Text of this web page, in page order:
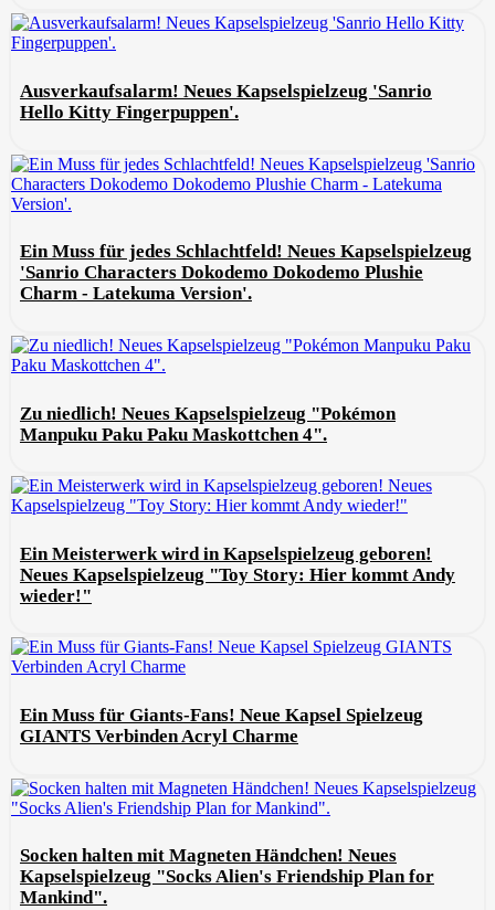
Ausverkaufsalarm! Neues Kapselspielzeug 'Sanrio
Hello Kitty Fingerpuppen'.
Ein Muss für jedes Schlachtfeld! Neues Kapselspielzeug
'Sanrio Characters Dokodemo Dokodemo Plushie
Charm - Latekuma Version'.
Zu niedlich! Neues Kapselspielzeug "Pokémon
Manpuku Paku Paku Maskottchen 4".
Ein Meisterwerk wird in Kapselspielzeug geboren!
Neues Kapselspielzeug "Toy Story: Hier kommt Andy
wieder!"
Ein Muss für Giants-Fans! Neue Kapsel Spielzeug
GIANTS Verbinden Acryl Charme
Socken halten mit Magneten Händchen! Neues
Kapselspielzeug "Socks Alien's Friendship Plan for
Mankind".